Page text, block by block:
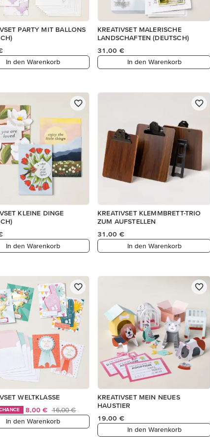
PARTY MIT BALLONS
In den Warenkorb
KREATIVSET MALERISCHE
LANDSCHAFTEN (DEUTSCH)
31,00 €
In den Warenkorb
KLEINE DINGE
In den Warenkorb
KREATIVSET KLEMMBRETT-TRIO
ZUM AUFSTELLEN
31,00 €
In den Warenkorb
WELTKLASSE
8,00 € 16,00 €
In den Warenkorb
KREATIVSET MEIN NEUES
HAUSTIER
19,00 €
In den Warenkorb